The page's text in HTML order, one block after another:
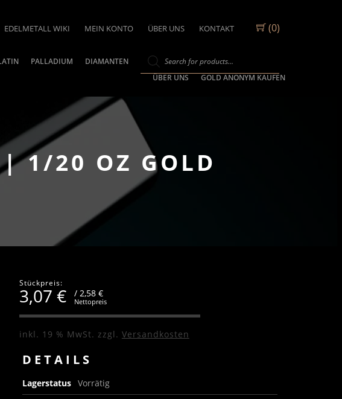
(0)
EDELMETALL WIKI MEIN KONTO ÜBER UNS KONTAKT
PALLADIUM
DIAMANTEN
ÜBER UNS
GOLD ANONYM KAUFEN
1/20 OZ GOLD
Stückpreis:
3,07 € / 2,58 €
Nettopreis
inkl. 19 % MwSt. zzgl. Versandkosten
DETAILS
Lagerstatus Vorrätig